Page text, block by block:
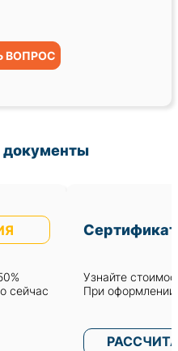
ВОПРОС
Узнайте
При оформлении
сейчас